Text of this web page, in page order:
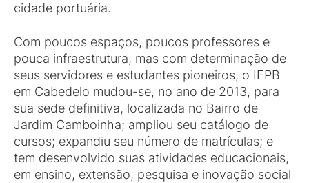
cidade portuária.
Com poucos espaços, poucos professores e
pouca infraestrutura, mas com determinação de
seus servidores e estudantes pioneiros, o IFPB
em Cabedelo mudou-se, no ano de 2013, para
sua sede definitiva, localizada no Bairro de
Jardim Camboinha; ampliou seu catálogo de
cursos; expandiu seu número de matrículas; e
tem desenvolvido suas atividades educacionais,
em ensino, extensão, pesquisa e inovação social